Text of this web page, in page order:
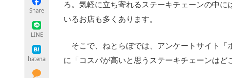
Share
LINE
hatena
ろ。気軽に立ち寄れるステーキチェーンの中
いるお店も多くあります。
そこで、ねとらぼでは、アンケートサイト「
に「コスパが高いと思うステーキチェーンはど